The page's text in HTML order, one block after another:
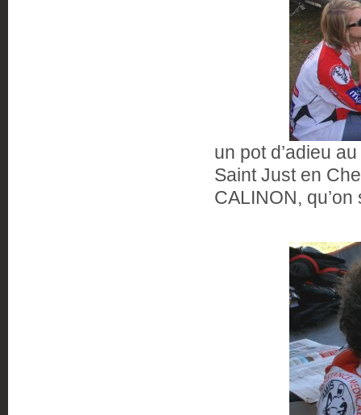
un pot d’adieu
Saint Just en
CALINON,